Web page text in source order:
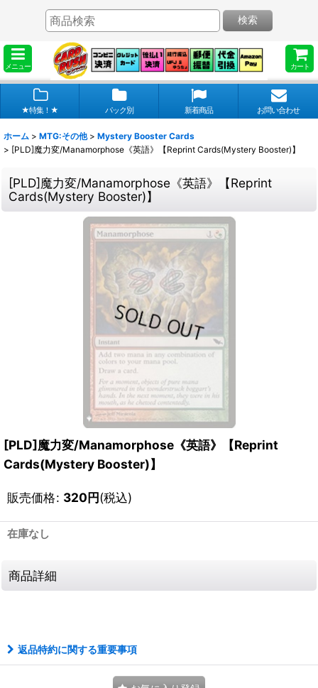
メニュー カート
検索
★特集！★ パック別 新着商品 お問い合わせ
ホーム > MTG:その他 > Mystery Booster Cards
> [PLD]魔力変/Manamorphose《英語》【Reprint Cards(Mystery Booster)】
[PLD]魔力変/Manamorphose《英語》【Reprint
Cards(Mystery Booster)】
[PLD]魔力変/Manamorphose《英語》【Reprint
Cards(Mystery Booster)】
販売価格: 320円(税込)
在庫なし
商品詳細
返品特約に関する重要事項